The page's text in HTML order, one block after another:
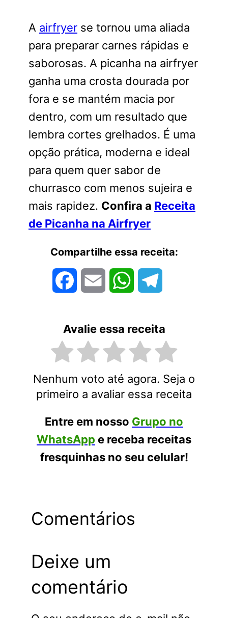
A airfryer se tornou uma aliada
para preparar carnes rápidas e
saborosas. A picanha na airfryer
ganha uma crosta dourada por
fora e se mantém macia por
dentro, com um resultado que
lembra cortes grelhados. É uma
opção prática, moderna e ideal
para quem quer sabor de
churrasco com menos sujeira e
mais rapidez. Confira a Receita
de Picanha na Airfryer
Compartilhe essa receita:
FacebookEmail WhatsApp
Avalie essa receita
Nenhum voto até agora. Seja o
primeiro a avaliar essa receita
Entre em nosso Grupo no
WhatsApp e receba receitas
fresquinhas no seu celular!
Comentários
Deixe um
comentário